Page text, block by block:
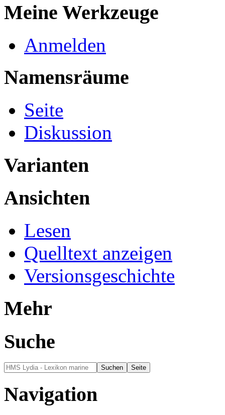
Meine Werkzeuge
Anmelden
Namensräume
Seite
Diskussion
Varianten
Ansichten
Lesen
Quelltext anzeigen
Versionsgeschichte
Mehr
Suche
Navigation